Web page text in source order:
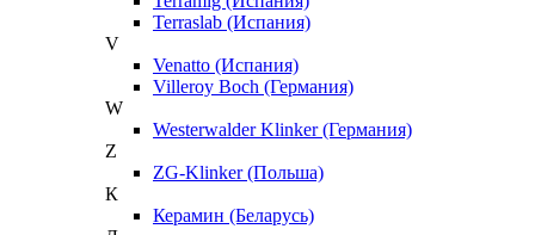
Terraslab (Испания)
V
Venatto (Испания)
Villeroy Boch (Германия)
W
Westerwalder Klinker (Германия)
Z
ZG-Klinker (Польша)
К
Керамин (Беларусь)